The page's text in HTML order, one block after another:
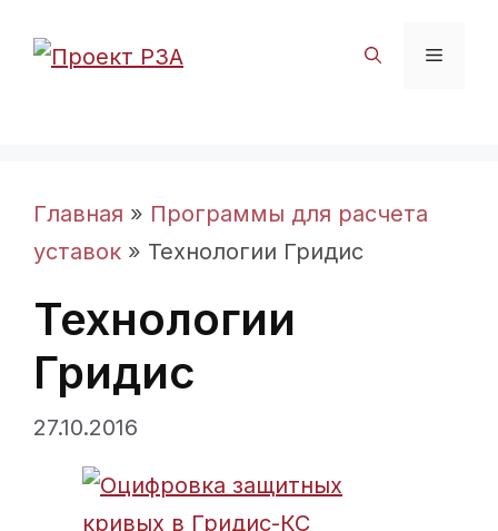
Меню
Главная » Программы для расчета
уставок » Технологии Гридис
Технологии
Гридис
27.10.2016